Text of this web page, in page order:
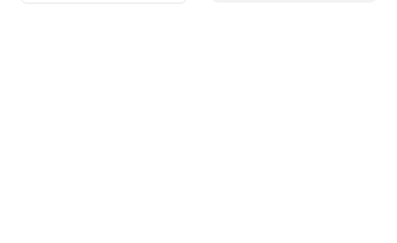
animales se desplazaban con una marcha ligera y cautelosa